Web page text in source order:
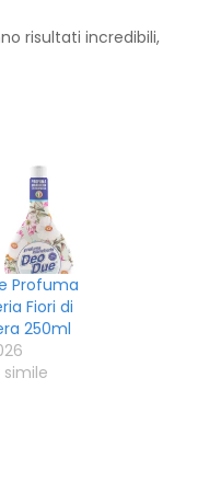
risultati incredibili,
Profuma
Fiori di
250ml